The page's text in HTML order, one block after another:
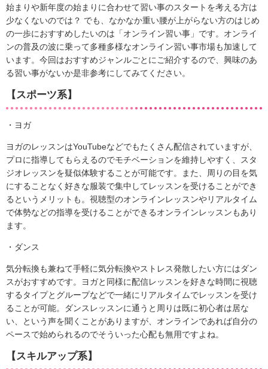
始まりや新年度の始まりに合わせて習い事のスタートを考える方は
少なくないのでは？ でも、なかなか重い腰が上がらない方のはじめ
の一歩におすすめしたいのは「オンライン習い事」です。オンライ
ンの普及の波に乗って多種多様なオンライン習い事市場も加速して
います。今回はおすすめジャンルごとにご紹介するので、興味のあ
る習い事がないか是非参考にしてみてください。
【スポーツ系】
・ヨガ
ヨガのレッスンはYouTubeなどでもたくさん配信されていますが、
プロに指導してもらえるのでモチベーションを維持しやすく、スタ
ジオレッスンを疑似体験することが可能です。また、周りの目を気
にすることなく好きな服装で集中してレッスンを受けることができ
るというメリットも。視聴型のオンラインレッスンやリアルタイム
で体勢などの指導を受けることができるオンラインレッスンもあり
ます。
・ダンス
気分転換も兼ねて手軽に気分転換やストレス発散したい方にはダン
スがおすすめです。ヨガと同様に配信レッスンを好きな時間に視聴
するタイプとグループなどで一緒にリアルタイムでレッスンを受け
ることが可能。ダンスレッスンに通うと周りは既に初心者は居な
い、という声を聞くことがありますが、オンラインであれば自分の
ペースで始められるのでそういった心配も無用ですよね。
【スキルアップ系】